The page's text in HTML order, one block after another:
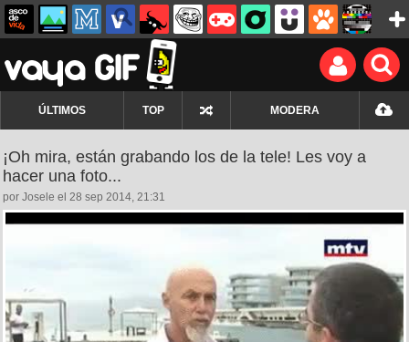
ÚLTIMOS TOP MODERA
¡Oh mira, están grabando los de la tele! Les voy a
hacer una foto...
por Josele el 28 sep 2014, 21:31